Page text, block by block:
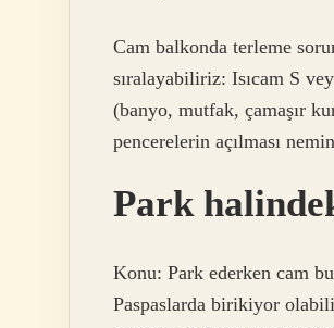
Cam balkonda terleme
sıralayabiliriz: Isıcam S
(banyo, mutfak, çamaşır
pencerelerin açılması
Park
Konu: Park ederken cam
Paspaslarda birikiyor